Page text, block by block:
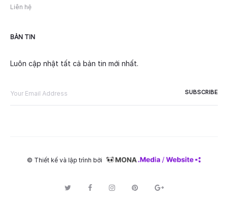
Liên hệ
BẢN TIN
Luôn cập nhật tất cả bản tin mới nhất.
© Thiết kế và lập trình bởi
F
I
P
G